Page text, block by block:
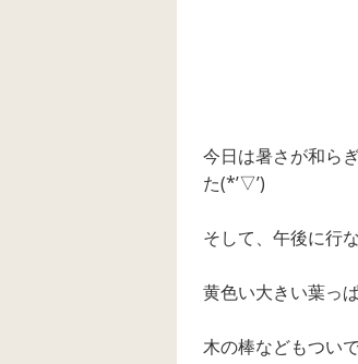
今日は暑さが和ら
た(*’▽’)
そして、午後に行
黄色い大きい葉っ
木の棒などもつい